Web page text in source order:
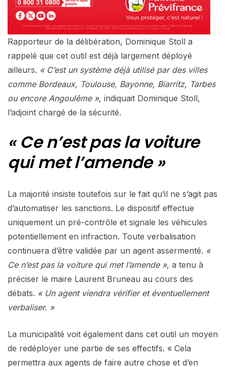
Rapporteur de la délibération, Dominique Stoll a
rappelé que cet outil est déjà largement déployé
ailleurs. « C’est un système déjà utilisé par des villes
comme Bordeaux, Toulouse, Bayonne, Biarritz, Tarbes
ou encore Angoulême », indiquait Dominique Stoll,
l’adjoint chargé de la sécurité.
« Ce n’est pas la voiture
qui met l’amende »
La majorité insiste toutefois sur le fait qu’il ne s’agit pas
d’automatiser les sanctions. Le dispositif effectue
uniquement un pré-contrôle et signale les véhicules
potentiellement en infraction. Toute verbalisation
continuera d’être validée par un agent assermenté. «
Ce n’est pas la voiture qui met l’amende », a tenu à
préciser le maire Laurent Bruneau au cours des
débats. « Un agent viendra vérifier et éventuellement
verbaliser. »
La municipalité voit également dans cet outil un moyen
de redéployer une partie de ses effectifs. « Cela
permettra aux agents de faire autre chose et d’en